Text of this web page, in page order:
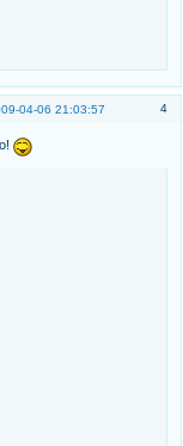
4
04-06 21:03:57